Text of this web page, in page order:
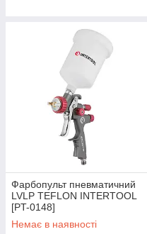
Фарбопульт пневматичний
LVLP TEFLON INTERTOOL
[PT-0148]
Немає в наявності